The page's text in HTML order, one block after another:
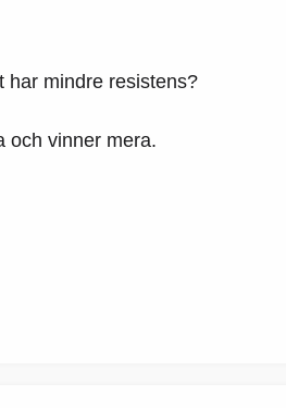
har mindre resistens?
och vinner mera.